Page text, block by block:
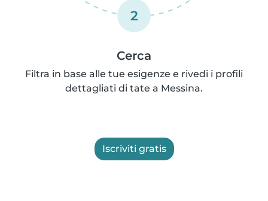
2
Cerca
Filtra in base alle tue esigenze e rivedi i profili
dettagliati di tate a Messina.
Iscriviti gratis